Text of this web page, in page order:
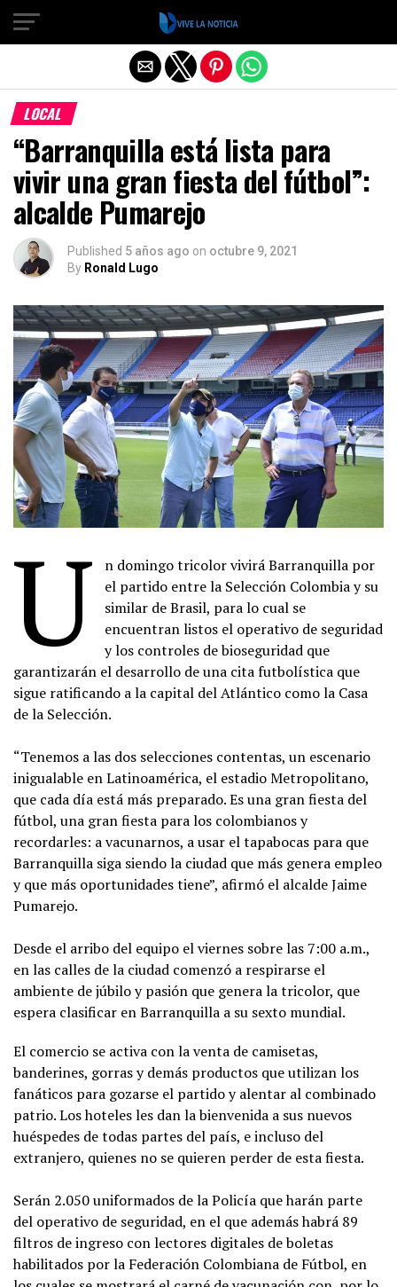
LOCAL
“Barranquilla está lista para
vivir una gran fiesta del fútbol”:
alcalde Pumarejo
Published 5 años ago on octubre 9, 2021
By Ronald Lugo
U
n domingo tricolor vivirá Barranquilla por
el partido entre la Selección Colombia y su
similar de Brasil, para lo cual se
encuentran listos el operativo de seguridad
y los controles de bioseguridad que
garantizarán el desarrollo de una cita futbolística que
sigue ratificando a la capital del Atlántico como la Casa
de la Selección.
“Tenemos a las dos selecciones contentas, un escenario
inigualable en Latinoamérica, el estadio Metropolitano,
que cada día está más preparado. Es una gran fiesta del
fútbol, una gran fiesta para los colombianos y
recordarles: a vacunarnos, a usar el tapabocas para que
Barranquilla siga siendo la ciudad que más genera empleo
y que más oportunidades tiene”, afirmó el alcalde Jaime
Pumarejo.
Desde el arribo del equipo el viernes sobre las 7:00 a.m.,
en las calles de la ciudad comenzó a respirarse el
ambiente de júbilo y pasión que genera la tricolor, que
espera clasificar en Barranquilla a su sexto mundial.
El comercio se activa con la venta de camisetas,
banderines, gorras y demás productos que utilizan los
fanáticos para gozarse el partido y alentar al combinado
patrio. Los hoteles les dan la bienvenida a sus nuevos
huéspedes de todas partes del país, e incluso del
extranjero, quienes no se quieren perder de esta fiesta.
Serán 2.050 uniformados de la Policía que harán parte
del operativo de seguridad, en el que además habrá 89
filtros de ingreso con lectores digitales de boletas
habilitados por la Federación Colombiana de Fútbol, en
Salir de la versión móvil